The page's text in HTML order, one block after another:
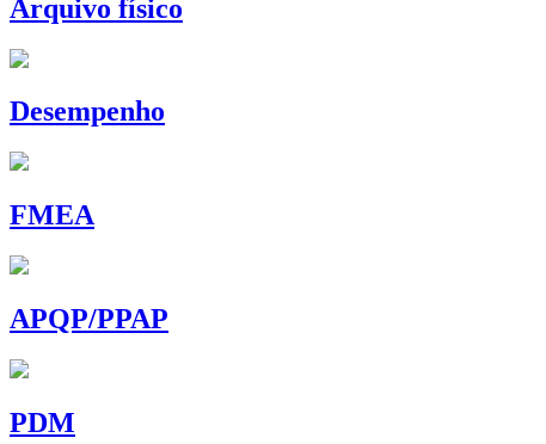
Arquivo físico
Desempenho
FMEA
APQP/PPAP
PDM